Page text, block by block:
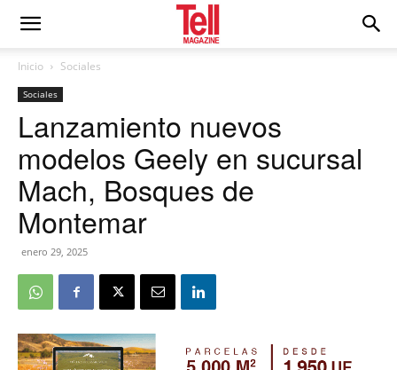
Inicio Sociales
Sociales
Lanzamiento nuevos
modelos Geely en sucursal
Mach, Bosques de
Montemar
enero 29, 2025